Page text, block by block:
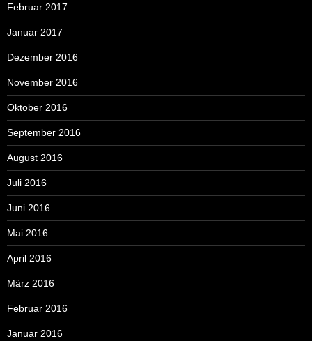
Februar 2017
Januar 2017
Dezember 2016
November 2016
Oktober 2016
September 2016
August 2016
Juli 2016
Juni 2016
Mai 2016
April 2016
März 2016
Februar 2016
Januar 2016